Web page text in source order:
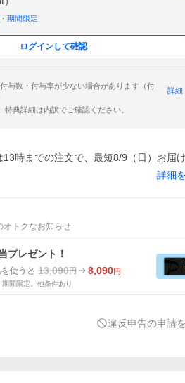
期間限定
ログインして確認
与数・付与率が少ない場合があります（付
詳細
特典詳細は内訳でご確認ください。
13時までの注文で、最短8/9（日）お届け
詳細
オトクなお知らせ
プレゼント！
使うと 13,090円 8,090円
間限定。他条件あり
違反申告の申請